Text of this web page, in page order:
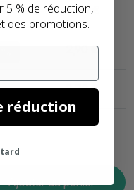
3,44 €
2,90 €
2,72 €
Ajouter au panier
% de réduction,
des promotions.
réduction